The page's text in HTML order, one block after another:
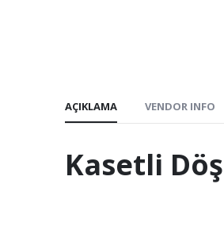
AÇIKLAMA VENDOR INFO
Kasetli